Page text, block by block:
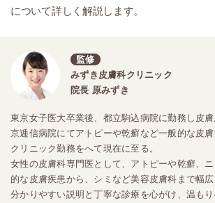
について詳しく解説します。
監修
みずき皮膚科クリニック
院長 原みずき
東京女子医大卒業後、都立駒込病院に勤務し皮
京逓信病院にてアトピーや乾癬など一般的な皮
クリニック勤務をへて現在に至る。
女性の皮膚科専門医として、アトピーや乾癬、
的な皮膚疾患から、シミなど美容皮膚科まで幅広
分かりやすい説明と丁寧な診療を心がけ、温も